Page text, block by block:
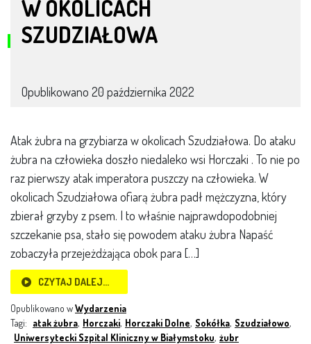
W OKOLICACH
SZUDZIAŁOWA
Opublikowano 20 października 2022
Atak żubra na grzybiarza w okolicach Szudziałowa. Do ataku
żubra na człowieka doszło niedaleko wsi Horczaki . To nie po
raz pierwszy atak imperatora puszczy na człowieka. W
okolicach Szudziałowa ofiarą żubra padł mężczyzna, który
zbierał grzyby z psem. I to właśnie najprawdopodobniej
szczekanie psa, stało się powodem ataku żubra Napaść
zobaczyła przejeżdżająca obok para […]
CZYTAJ DALEJ…
Opublikowano wWydarzenia
Tagi: atak żubra, Horczaki, Horczaki Dolne, Sokółka, Szudziałowo,
Uniwersytecki Szpital Kliniczny w Białymstoku, żubr